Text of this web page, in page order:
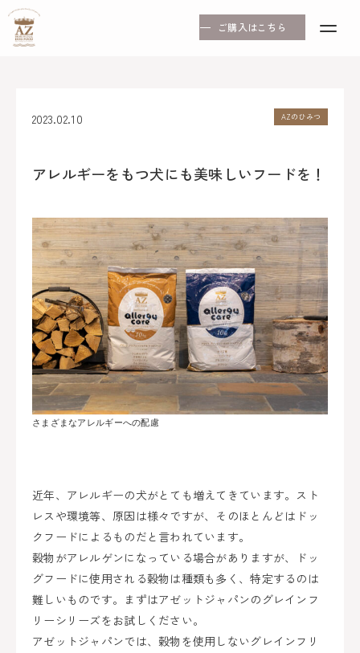
ご購入はこちら
2023.02.10 AZのひみつ
アレルギーをもつ犬にも美味しいフードを！
さまざまなアレルギーへの配慮
近年、アレルギーの犬がとても増えてきています。スト
レスや環境等、原因は様々ですが、そのほとんどはドッ
クフードによるものだと言われています。
穀物がアレルゲンになっている場合がありますが、ドッ
グフードに使用される穀物は種類も多く、特定するのは
難しいものです。まずはアゼットジャパンのグレインフ
リーシリーズをお試しください。
アゼットジャパンでは、穀物を使用しないグレインフリ